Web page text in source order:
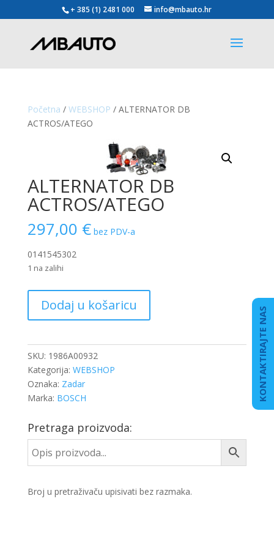
+ 385 (1) 2481 000 info@mbauto.hr
Početna / WEBSHOP / ALTERNATOR DB
ACTROS/ATEGO
ALTERNATOR DB
ACTROS/ATEGO
297,00 € bez PDV-a
0141545302
1 na zalihi
ACTROS/ATEGO
Dodaj u košaricu
SKU: 1986A00932
Kategorija: WEBSHOP
Oznaka: Zadar
Marka: BOSCH
Pretraga proizvoda:
Broj u pretraživaču upisivati bez razmaka.
KONTAKTIRAJTE NAS